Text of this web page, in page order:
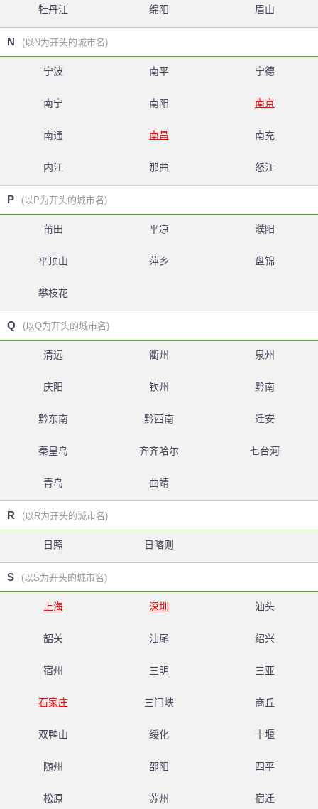
牡丹江 绵阳 眉山
N (以N为开头的城市名)
宁波 南平 宁德
南宁 南阳 南京
南通 南昌 南充
内江 那曲 怒江
P (以P为开头的城市名)
莆田 平凉 濮阳
平顶山 萍乡 盘锦
攀枝花
Q (以Q为开头的城市名)
清远 衢州 泉州
庆阳 钦州 黔南
黔东南 黔西南 迁安
秦皇岛 齐齐哈尔 七台河
青岛 曲靖
R (以R为开头的城市名)
日照 日喀则
S (以S为开头的城市名)
上海 深圳 汕头
韶关 汕尾 绍兴
宿州 三明 三亚
石家庄 三门峡 商丘
双鸭山 绥化 十堰
随州 邵阳 四平
松原 苏州 宿迁